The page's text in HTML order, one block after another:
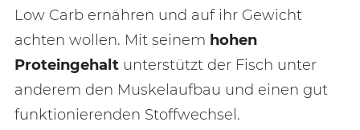
Low Carb ernähren und auf ihr Gewicht
achten wollen. Mit seinem hohen
Proteingehalt unterstützt der Fisch unter
anderem den Muskelaufbau und einen gut
funktionierenden Stoffwechsel.